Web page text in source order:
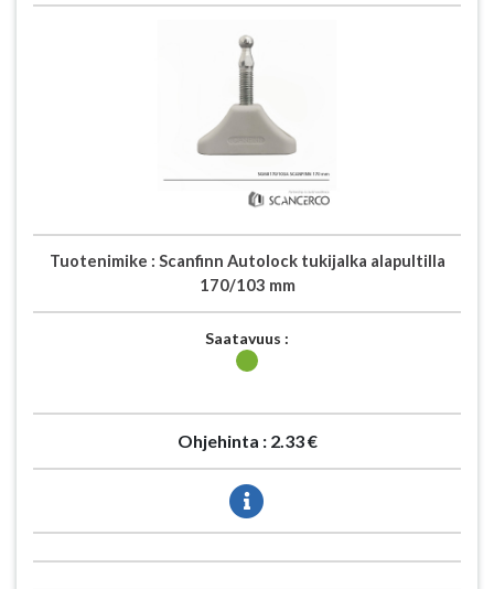
Tuotenimike : Scanfinn Autolock tukijalka alapultilla
170/103 mm
Saatavuus :
Ohjehinta : 2.33 €